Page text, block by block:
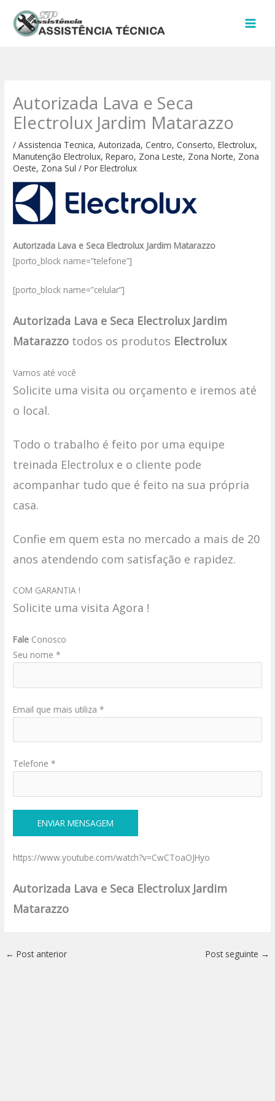
para
Autorizada Lava e Seca
Electrolux Jardim Matarazzo
/Assistencia Tecnica,Autorizada,Centro,Conserto,Electrolux,
Manutenção Electrolux,Reparo, Zona Leste, Zona Norte, Zona
Oeste, Zona Sul / PorElectrolux
Autorizada Lava e Seca Electrolux Jardim Matarazzo
[porto_block name=”telefone”]
[porto_block name=”celular”]
Autorizada Lava e Seca Electrolux Jardim
Matarazzo todos os produtos Electrolux
Vamos até você
Solicite uma visita ou orçamento e iremos até
o local.
Todo o trabalho é feito por uma equipe
treinada Electrolux e o cliente pode
acompanhar tudo que é feito na sua própria
casa.
Confie em quem esta no mercado a mais de 20
anos atendendo com satisfação e rapidez.
COM GARANTIA !
Solicite uma visita Agora !
Fale Conosco
Seu nome *
Email que mais utiliza *
Telefone *
https://www.youtube.com/watch?v=CwCToaOJHyo
Autorizada Lava e Seca Electrolux Jardim
Matarazzo
← Post anterior Post seguinte →